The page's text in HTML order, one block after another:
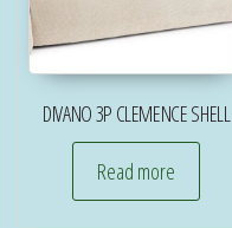
DIVANO 3P CLEMENCE SHELL
Read more